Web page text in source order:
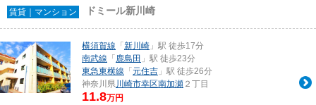
賃貸｜マンション ドミール新川崎
横須賀線 「 新川崎 」駅 徒歩17分
南武線 「 鹿島田 」駅 徒歩23分
東急東横線 「 元住吉 」駅 徒歩26分
神奈川県川崎市幸区南加瀬 ２丁目
11.8万円